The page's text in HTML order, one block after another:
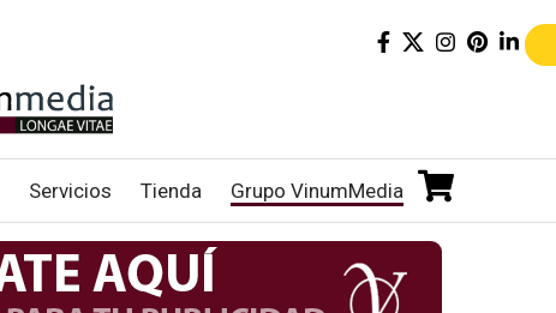
Servicios Tienda Grupo VinumMedia